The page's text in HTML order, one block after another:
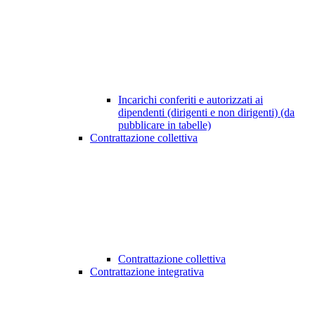
Incarichi conferiti e autorizzati ai
dipendenti (dirigenti e non dirigenti) (da
pubblicare in tabelle)
Contrattazione collettiva
Contrattazione collettiva
Contrattazione integrativa